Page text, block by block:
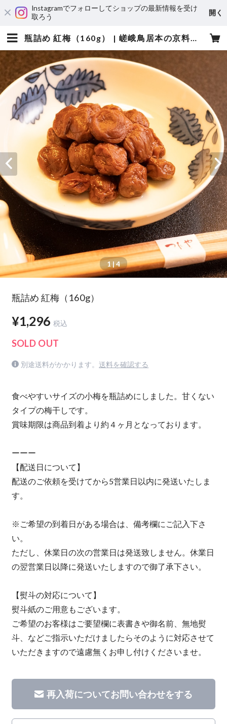
Instagramでフォローしてショップの最新情報を受け
取ろう
開く
瓶詰め 紅梅（160g） | 嵯峨鳥居本の京料理専門店 鮎の宿つたや
1| 4
瓶詰め 紅梅（160g）
¥1,296 税込
SOLD OUT
別途送料がかかります。 送料を確認する
食べやすいサイズの小梅を瓶詰めにしました。甘くない
タイプの梅干しです。
賞味期限は商品到着より約４ヶ月となっております。
ーーー
【配送日について】
配送のご依頼を受けてから5営業日以内に発送いたしま
す。
※ご希望の到着日がある場合は、備考欄にご記入下さ
い。
ただし、休業日の次の営業日は発送致しません。休業日
の翌営業日以降に発送いたしますので御了承下さい。
【熨斗の対応について】
熨斗紙のご用意もございます。
ご希望のお客様はご要望欄に表書きや御名前、無地熨
斗、などご指示いただけましたらそのように対応させて
いただきますので遠慮無くお申し付けくださいませ。
再入荷についてお問い合わせをする